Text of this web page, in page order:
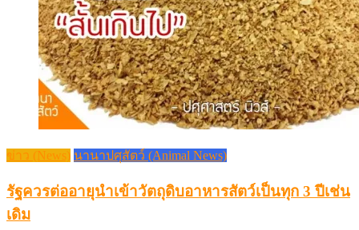
ข่าว (News) นานาปศุสัตว์ (Animal News)
รัฐควรต่ออายุนำเข้าวัตถุดิบอาหารสัตว์เป็นทุก 3 ปีเช่น
เดิม